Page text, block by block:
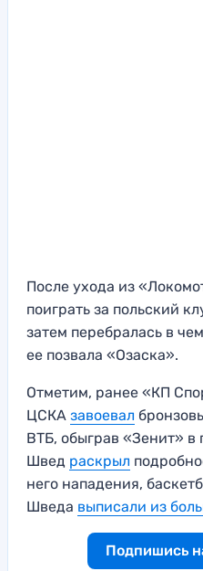
После ухода из
поиграть за польский
затем перебралась в
ее позвала «Озаска».
Отметим, ранее «КП
ЦСКА завоевал
ВТБ, обыграв «Зенит» в
Швед раскрыл
него нападения,
Шведа выписали из
Подпишись